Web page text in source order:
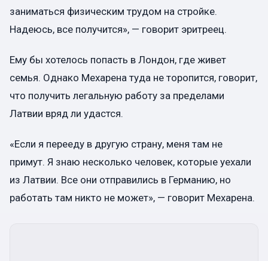
заниматься физическим трудом на стройке.
Надеюсь, все получится», — говорит эритреец.
Ему бы хотелось попасть в Лондон, где живет
семья. Однако Мехарена туда не торопится, говорит,
что получить легальную работу за пределами
Латвии вряд ли удастся.
«Если я перееду в другую страну, меня там не
примут. Я знаю несколько человек, которые уехали
из Латвии. Все они отправились в Германию, но
работать там никто не может», — говорит Мехарена.